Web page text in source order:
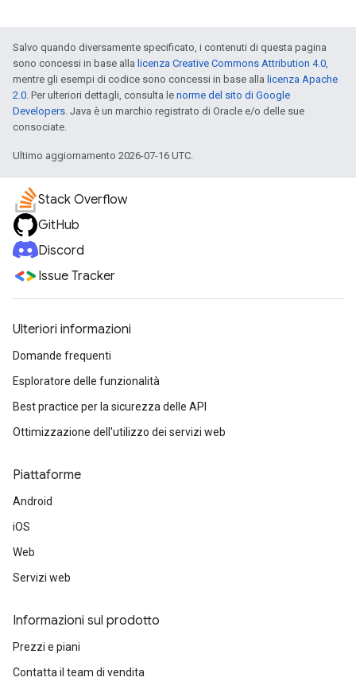
Salvo quando diversamente specificato, i contenuti di questa pagina
sono concessi in base alla licenza Creative Commons Attribution 4.0
mentre gli esempi di codice sono concessi in base alla licenza Apache
2.0 . Per ulteriori dettagli, consulta le norme del sito di Google
Developers . Java è un marchio registrato di Oracle e/o delle sue
consociate.
Ultimo aggiornamento 2026-07-16 UTC.
Stack Overflow
GitHub
Discord
Issue Tracker
Ulteriori informazioni
Domande frequenti
Esploratore delle funzionalità
Best practice per la sicurezza delle API
Ottimizzazione dell'utilizzo dei servizi web
Piattaforme
Android
iOS
Web
Servizi web
Informazioni sul prodotto
Prezzi e piani
Contatta il team di vendita